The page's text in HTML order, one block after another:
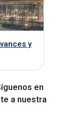
y
en
a nuestra